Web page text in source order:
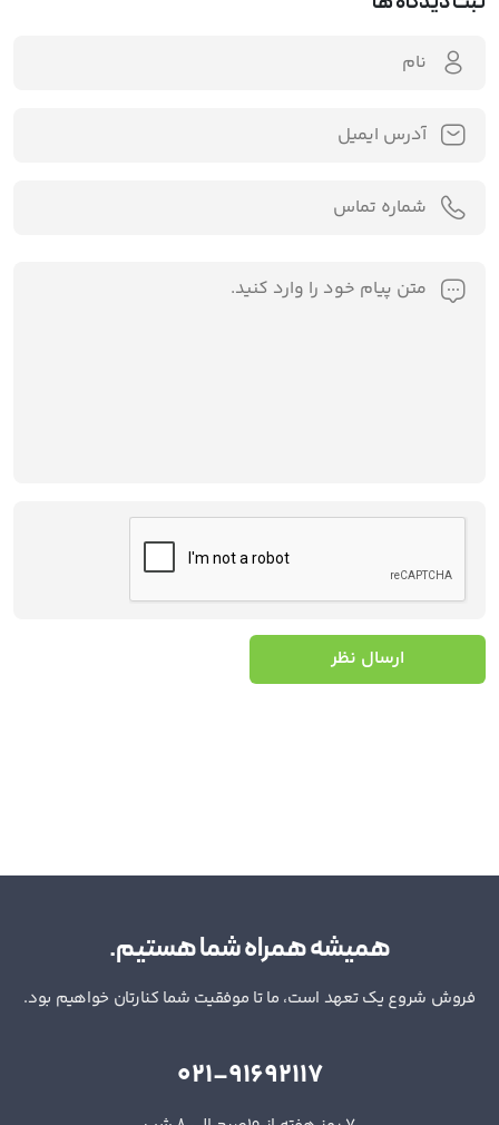
ارسال نظر
همیشه همراه شما هستیم.
فروش شروع یک تعهد است، ما تا موفقیت شما کنارتان خواهیم بود.
021-91692117